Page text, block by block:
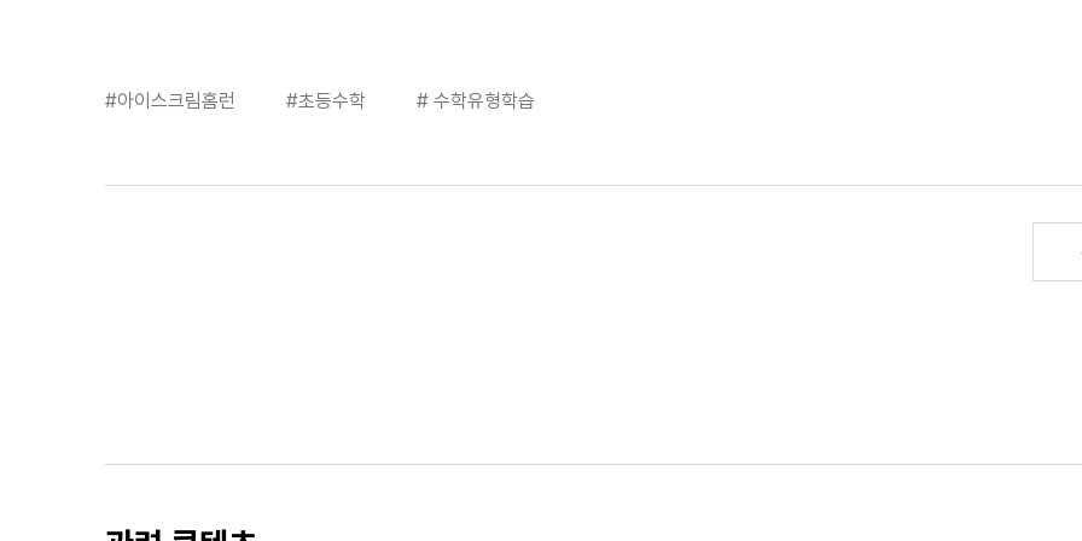
#아이스크림홈런 #초등수학 # 수학유형학습